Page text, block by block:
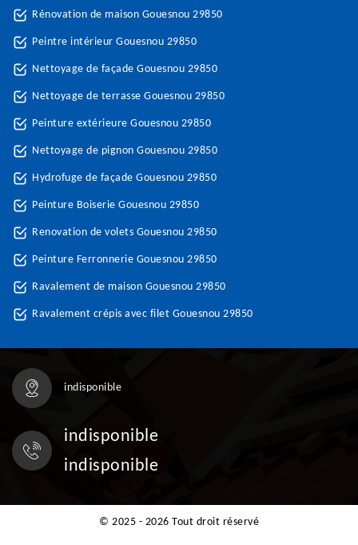
Rénovation de maison Gouesnou 29850
Peintre intérieur Gouesnou 29850
Nettoyage de façade Gouesnou 29850
Nettoyage de terrasse Gouesnou 29850
Peinture extérieure Gouesnou 29850
Nettoyage de pignon Gouesnou 29850
Hydrofuge de façade Gouesnou 29850
Peinture Boiserie Gouesnou 29850
Renovation de volets Gouesnou 29850
Peinture Ferronnerie Gouesnou 29850
Ravalement de maison Gouesnou 29850
Ravalement crépis avec filet Gouesnou 29850
indisponible
indisponible
indisponible
© 2025 - 2026 Tout droit réservé